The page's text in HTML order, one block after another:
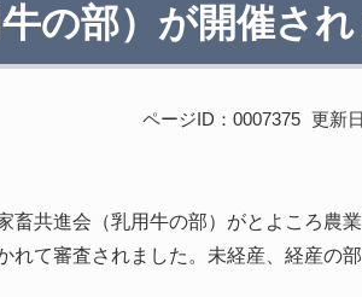
の部）が開催さ
ページID：0007375 更新
畜共進会（乳用牛の部）がとよころ農
れて審査されました。未経産、経産の